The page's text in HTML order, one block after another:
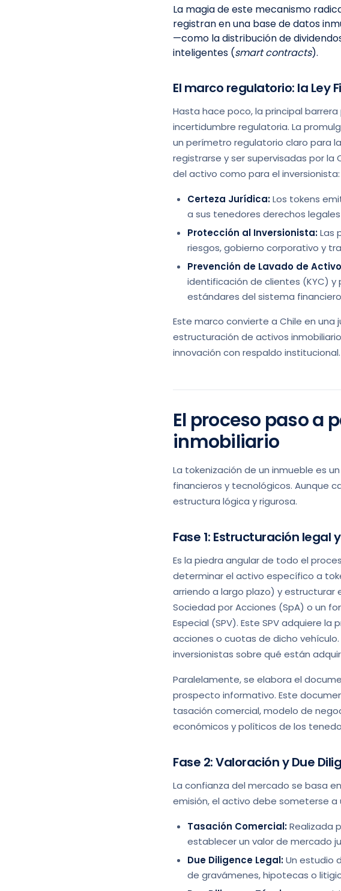
La magia de este mecanismo
registran en una base de datos
—como la distribución de
inteligentes (smart contracts).
El marco regulatorio: la Ley
Hasta hace poco, la principal
incertidumbre regulatoria. La
un perímetro regulatorio claro para
registrarse y ser supervisadas por
del activo como para el inversionista:
Certeza Jurídica:Los tokens
a sus tenedores derechos legales
Protección al Inversionista:Las
riesgos, gobierno corporativo y
Prevención de Lavado de
identificación de clientes (KYC) y
estándares del sistema
Este marco convierte a Chile en una
estructuración de activos
innovación con respaldo institucional.
El proceso paso a
inmobiliario
La tokenización de un inmueble es
financieros y tecnológicos. Aunque
estructura lógica y rigurosa.
Fase 1: Estructuración legal
Es la piedra angular de todo el
determinar el activo específico a
arriendo a largo plazo) y estructurar
Sociedad por Acciones (SpA) o un
Especial (SPV). Este SPV adquiere
acciones o cuotas de dicho
inversionistas sobre qué están
Paralelamente, se elabora el
prospecto informativo. Este
tasación comercial, modelo de
económicos y políticos de los
Fase 2: Valoración y Due
La confianza del mercado se basa
emisión, el activo debe someterse a
Tasación Comercial:Realizada
establecer un valor de mercado
Due Diligence Legal:Un estudio
de gravámenes, hipotecas o